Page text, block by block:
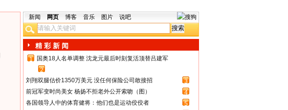
新闻 网页 博客 音乐 图片 说吧
精 彩 新 闻
1
国奥18人名单调整 沈龙元最后时刻复活顶替吕建军
2
刘翔双腿估价1350万美元 没任何保险公司敢接招
3
前冠军变时尚美女 杨扬不拒老外公开索吻（图）
4
各国领导人中的体育健将：他们也是运动佼佼者
5